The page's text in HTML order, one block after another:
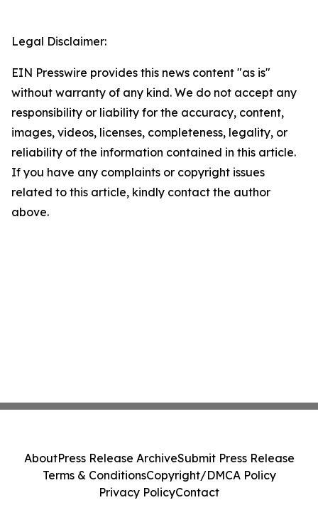
Legal Disclaimer:
EIN Presswire provides this news content "as is"
without warranty of any kind. We do not accept any
responsibility or liability for the accuracy, content,
images, videos, licenses, completeness, legality, or
reliability of the information contained in this article.
If you have any complaints or copyright issues
related to this article, kindly contact the author
above.
AboutPress Release ArchiveSubmit Press Release
Terms & ConditionsCopyright/DMCA Policy
Privacy PolicyContact